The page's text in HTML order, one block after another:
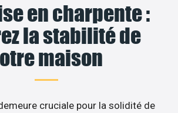
en charpente :
la stabilité de
maison
cruciale pour la solidité de